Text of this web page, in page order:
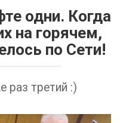
одни. Когда
на горячем,
по Сети!
раз третий :)